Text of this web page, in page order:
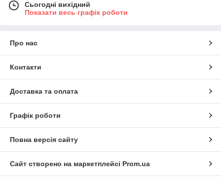
Сьогодні вихідний
Показати весь графік роботи
Про нас
Контакти
Доставка та оплата
Графік роботи
Повна версія сайту
Сайт створено на маркетплейсі Prom.ua